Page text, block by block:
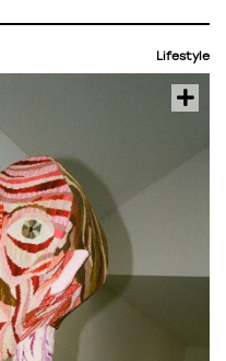
Lifestyle